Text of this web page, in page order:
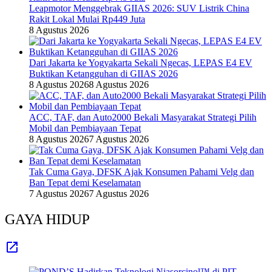
Leapmotor Menggebrak GIIAS 2026: SUV Listrik China
Rakit Lokal Mulai Rp449 Juta
8 Agustus 2026
Dari Jakarta ke Yogyakarta Sekali Ngecas, LEPAS E4 EV
Buktikan Ketangguhan di GIIAS 2026
8 Agustus 20268 Agustus 2026
ACC, TAF, dan Auto2000 Bekali Masyarakat Strategi Pilih
Mobil dan Pembiayaan Tepat
8 Agustus 20267 Agustus 2026
Tak Cuma Gaya, DFSK Ajak Konsumen Pahami Velg dan
Ban Tepat demi Keselamatan
7 Agustus 20267 Agustus 2026
GAYA HIDUP